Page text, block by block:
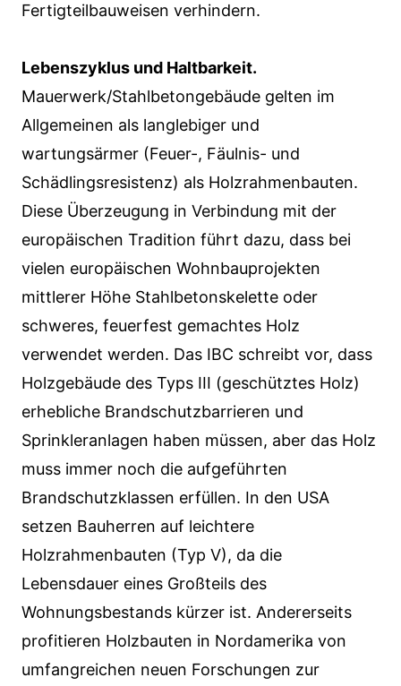
Fertigteilbauweisen verhindern.
Lebenszyklus und Haltbarkeit.
Mauerwerk/Stahlbetongebäude gelten im
Allgemeinen als langlebiger und
wartungsärmer (Feuer-, Fäulnis- und
Schädlingsresistenz) als Holzrahmenbauten.
Diese Überzeugung in Verbindung mit der
europäischen Tradition führt dazu, dass bei
vielen europäischen Wohnbauprojekten
mittlerer Höhe Stahlbetonskelette oder
schweres, feuerfest gemachtes Holz
verwendet werden. Das IBC schreibt vor, dass
Holzgebäude des Typs III (geschütztes Holz)
erhebliche Brandschutzbarrieren und
Sprinkleranlagen haben müssen, aber das Holz
muss immer noch die aufgeführten
Brandschutzklassen erfüllen. In den USA
setzen Bauherren auf leichtere
Holzrahmenbauten (Typ V), da die
Lebensdauer eines Großteils des
Wohnungsbestands kürzer ist. Andererseits
profitieren Holzbauten in Nordamerika von
umfangreichen neuen Forschungen zur